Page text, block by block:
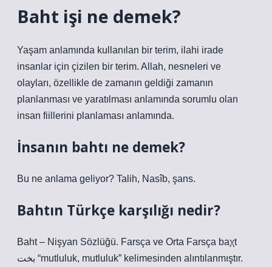
Baht işi ne demek?
Yaşam anlamında kullanılan bir terim, ilahi irade
insanlar için çizilen bir terim. Allah, nesneleri ve
olayları, özellikle de zamanın geldiği zamanın
planlanması ve yaratılması anlamında sorumlu olan
insan fiillerini planlaması anlamında.
İnsanın bahtı ne demek?
Bu ne anlama geliyor? Talih, Nasîb, şans.
Bahtın Türkçe karşılığı nedir?
Baht – Nişyan Sözlüğü. Farsça ve Orta Farsça baχt
بخت “mutluluk, mutluluk” kelimesinden alıntılanmıştır.